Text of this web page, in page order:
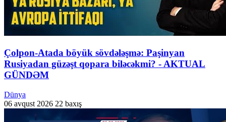
Çolpon-Atada böyük sövdələşmə: Paşinyan
Rusiyadan güzəşt qopara biləcəkmi? - AKTUAL
GÜNDƏM
Dünya
06 avqust 2026 22 baxış